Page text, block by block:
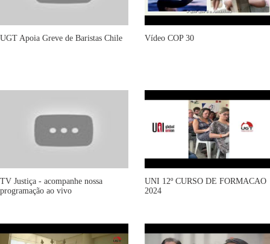
UGT Apoia Greve de Baristas Chile Vídeo COP 30
TV Justiça - acompanhe nossa
programação ao vivo
UNI 12º CURSO DE FORMACAO
2024